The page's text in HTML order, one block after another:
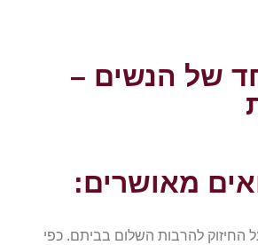
של הנשים –
מאושרים:
על החיזוק להרבות השלום בביתם. כפי